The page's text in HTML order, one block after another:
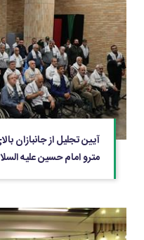
مترو امام حسین علیه
مقدس